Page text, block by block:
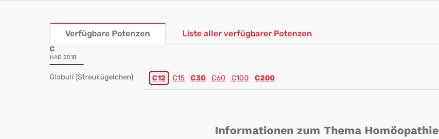
Verfügbare Potenzen Liste aller verfügbarer Potenzen
C
HAB 2018
Globuli (Streukügelchen) C12 C15 C30 C60 C100 C200
Informationen zum Thema Homöopathie